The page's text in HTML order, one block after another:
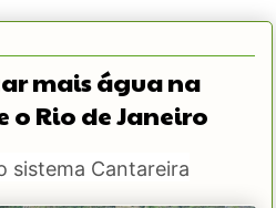
mais água na
o Rio de Janeiro
sistema Cantareira